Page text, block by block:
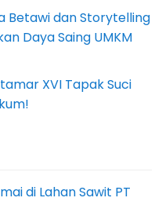
Betawi dan Storytelling
Daya Saing UMKM
XVI Tapak Suci
di Lahan Sawit PT